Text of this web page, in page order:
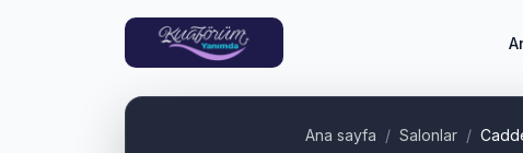
Ana sayfa Salonlar